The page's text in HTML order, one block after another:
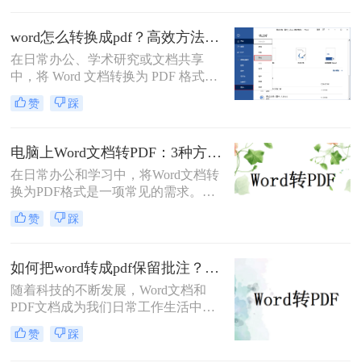
高效完成转换并提升简历的专业性。
word怎么转换成pdf？高效方法与专业建议！
在日常办公、学术研究或文档共享
中，将 Word 文档转换为 PDF 格式已
成为刚需。PDF 格式的跨平台一致
性、防篡改特性和专业外观使其成为
转换成pdf呢？本文将深入探讨多种高
效转换方法，涵盖不同场景需求，助
您轻松实现完美转换。
赞 踩
电脑上Word文档转PDF：3种方法按文档复杂度选，公式多的别用在线工具！
在日常办公和学习中，将Word文档转
换为PDF格式是一项常见的需求。
PDF格式因其跨平台兼容性、格式稳
定性和安全性而备受青睐。那么电脑
文将详细介绍三种将Word文档转换为
PDF的方法。
赞 踩
如何把word转成pdf保留批注？这三种方法建议收藏！
随着科技的不断发展，Word文档和
PDF文档成为我们日常工作生活中经
常遇到的文件格式。在某些情况下，
我们需要将Word文档转换为PDF格
赞 踩